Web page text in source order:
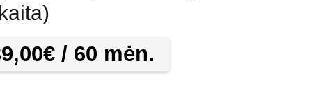
€ / 60 mėn.